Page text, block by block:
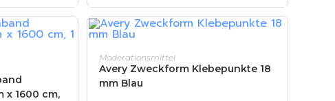
x 1600 cm,
IN DEN WARENKORB
Moderationsmittel
Avery Zweckform Klebepunkte 18
mm Blau